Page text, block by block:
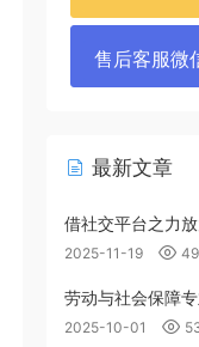
售后客服微
最新文章
借社交平台之力
2025-11-19 49
劳动与社会保障
2025-10-01